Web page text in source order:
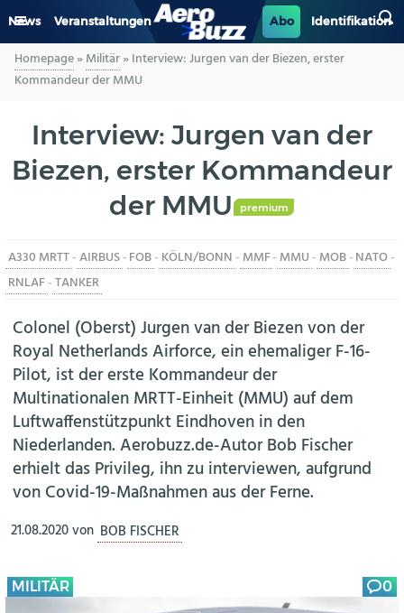
News Veranstaltungen Abo Identifikation
GENERAL AVIATION
LUFTVERKEHR
INDUSTRIE
BERUFE
AERO-KULTUR
Homepage»Militär»Interview: Jurgen van der Biezen, erster
Kommandeur der MMU
Interview: Jurgen van der
Biezen, erster Kommandeur
der MMU
premium
A330 MRTT-AIRBUS-FOB- KÖLN/BONN - MMF- MMU - MOB-NATO-
RNLAF-TANKER
Colonel (Oberst) Jurgen van der Biezen von der
Royal Netherlands Airforce, ein ehemaliger F-16-
Pilot, ist der erste Kommandeur der
Multinationalen MRTT-Einheit (MMU) auf dem
Luftwaffenstützpunkt Eindhoven in den
Niederlanden. Aerobuzz.de-Autor Bob Fischer
erhielt das Privileg, ihn zu interviewen, aufgrund
von Covid-19-Maßnahmen aus der Ferne.
21.08.2020von BOB FISCHER
MILITÄR 0